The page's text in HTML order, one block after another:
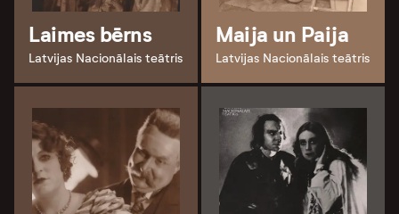
Laimes bērns
Latvijas Nacionālais teātris
Maija un Paija
Latvijas Nacionālais teātris